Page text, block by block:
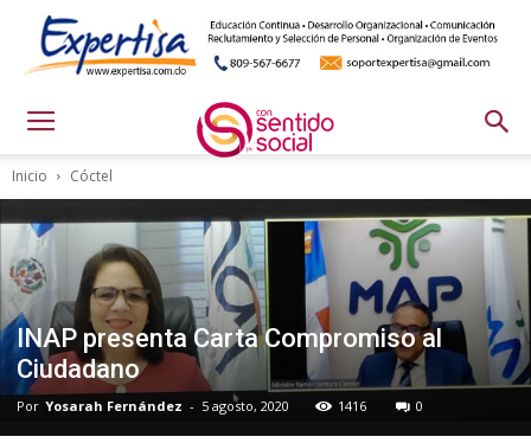
Inicio Cóctel
INAP presenta Carta Compromiso al
Ciudadano
Por Yosarah Fernández - 5 agosto, 2020 1416 0